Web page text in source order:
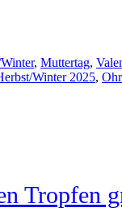
, Muttertag,
Winter 2025,
Tropfen